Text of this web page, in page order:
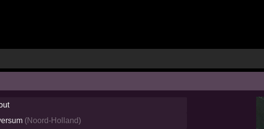
(Noord-Holland)